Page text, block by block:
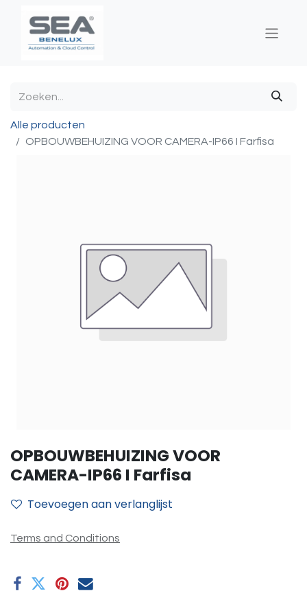
Alle producten
OPBOUWBEHUIZING VOOR CAMERA-IP66 I Farfisa
OPBOUWBEHUIZING VOOR
CAMERA-IP66 I Farfisa
Toevoegen aan verlanglijst
Terms and Conditions